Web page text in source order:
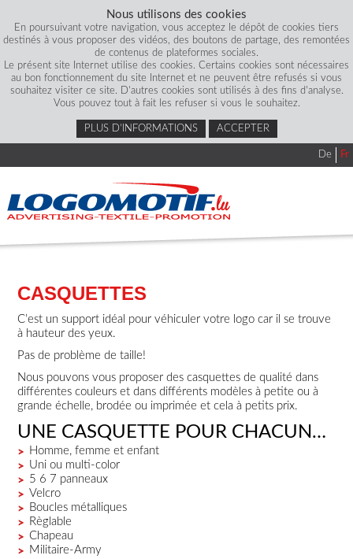
Nous utilisons des cookies
En poursuivant votre navigation, vous acceptez le dépôt de cookies tiers
destinés à vous proposer des vidéos, des boutons de partage, des remontées
de contenus de plateformes sociales.
Le présent site Internet utilise des cookies. Certains cookies sont nécessaires
au bon fonctionnement du site Internet et ne peuvent être refusés si vous
souhaitez visiter ce site. D'autres cookies sont utilisés à des fins d'analyse.
Vous pouvez tout à fait les refuser si vous le souhaitez.
PLUS D’INFORMATIONS ACCEPTER
De Fr
CASQUETTES
C’est un support idéal pour véhiculer votre logo car il se trouve
à hauteur des yeux.
Pas de problème de taille!
Nous pouvons vous proposer des casquettes de qualité dans
différentes couleurs et dans différents modèles à petite ou à
grande échelle, brodée ou imprimée et cela à petits prix.
UNE CASQUETTE POUR CHACUN…
Homme, femme et enfant
Uni ou multi-color
5 6 7 panneaux
Velcro
Boucles métalliques
Règlable
Chapeau
Militaire-Army